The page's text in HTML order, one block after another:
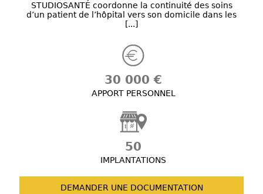
STUDIOSANTÉ coordonne la continuité des soins
d’un patient de l’hôpital vers son domicile dans les
[...]
30 000 €
APPORT PERSONNEL
50
IMPLANTATIONS
DEMANDER UNE DOCUMENTATION